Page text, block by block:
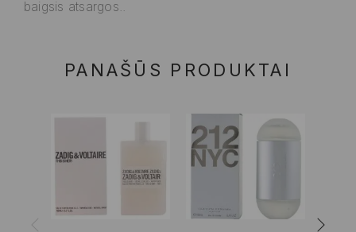
baigsis atsargos..
PANAŠŪS PRODUKTAI